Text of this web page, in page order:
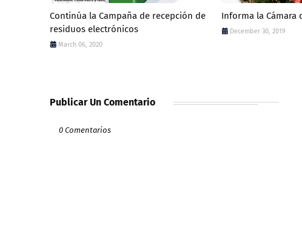
Continúa la Campaña de recepción de
residuos electrónicos
March 06, 2020
Informa la Cámara
December 30, 2019
Publicar Un Comentario
0 Comentarios